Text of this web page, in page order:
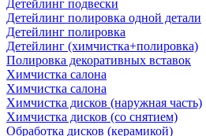
Детейлинг подвески
Детейлинг полировка одной детали
Детейлинг полировка
Детейлинг (химчистка+полировка)
Полировка декоративных вставок
Химчистка салона
Химчистка салона
Химчистка дисков (наружная часть)
Химчистка дисков (со снятием)
Обработка дисков (керамикой)